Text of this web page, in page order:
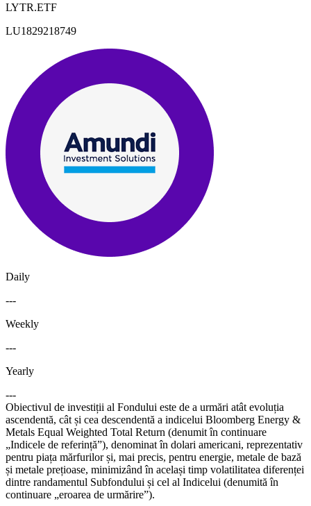
LYTR.ETF
LU1829218749
Daily
---
Weekly
---
Yearly
---
Obiectivul de investiții al Fondului este de a urmări atât evoluția
ascendentă, cât și cea descendentă a indicelui Bloomberg Energy &
Metals Equal Weighted Total Return (denumit în continuare
„Indicele de referință”), denominat în dolari americani, reprezentativ
pentru piața mărfurilor și, mai precis, pentru energie, metale de bază
și metale prețioase, minimizând în același timp volatilitatea diferenței
dintre randamentul Subfondului și cel al Indicelui (denumită în
continuare „eroarea de urmărire”).